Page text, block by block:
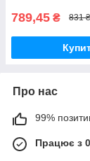
789,45 ₴ 831 ₴
Про нас
99%
Працює з